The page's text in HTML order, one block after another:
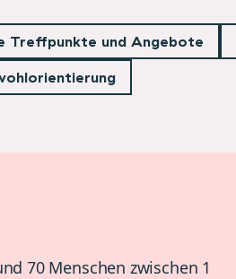
Treffpunkte und Angebote
70 Menschen zwischen 1